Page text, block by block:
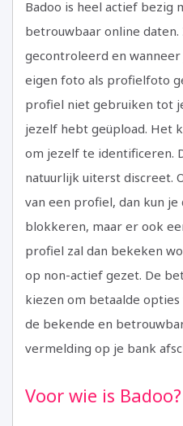
Badoo is heel actief bezig
betrouwbaar online
gecontroleerd en
eigen foto als profielfoto
profiel niet gebruiken tot
jezelf hebt geüpload. Het
om jezelf te identificeren.
natuurlijk uiterst discreet.
van een profiel, dan kun
blokkeren, maar er ook
profiel zal dan bekeken
op non-actief gezet. De
kiezen om betaalde
de bekende en
vermelding op je bank
Voor wie is Badoo?